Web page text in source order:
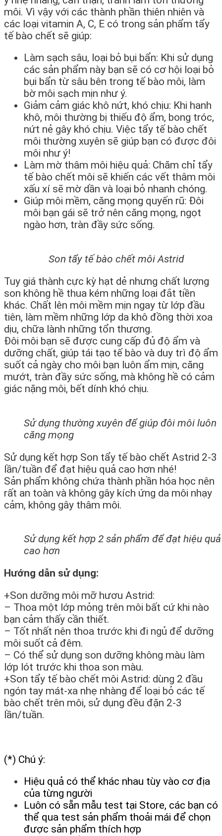
môi. Vì vậy với các thành phần thiên nhiên và
các loại vitamin A, C, E có trong sản phẩm tẩy
tế bào chết sẽ giúp:
Làm sạch sâu, loại bỏ bụi bẩn: Khi sử dụng
các sản phẩm này bạn sẽ có cơ hội loại bỏ
bụi bẩn từ sâu bên trong tế bào môi, làm
bờ môi sạch mịn như ý.
Giảm cảm giác khô nứt, khó chịu: Khi hanh
khô, môi thường bị thiếu độ ẩm, bong tróc,
nứt nẻ gây khó chịu. Việc tẩy tế bào chết
môi thường xuyên sẽ giúp bạn có được đôi
môi như ý!
Làm mờ thâm môi hiệu quả: Chăm chỉ tẩy
tế bào chết môi sẽ khiến các vết thâm môi
xấu xí sẽ mờ dần và loại bỏ nhanh chóng.
Giúp môi mềm, căng mọng quyến rũ: Đôi
môi bạn gái sẽ trở nên căng mọng, ngọt
ngào hơn, tràn đầy sức sống.
Son tẩy tế bào chết môi Astrid
Tuy giá thành cực kỳ hạt dẻ nhưng chất lượng
son không hề thua kém những loại đắt tiền
khác. Chất lên môi mềm mịn ngay từ lớp đầu
tiên, làm mềm những lớp da khô đồng thời xoa
dịu, chữa lành những tổn thương.
Đôi môi bạn sẽ được cung cấp đủ độ ẩm và
dưỡng chất, giúp tái tạo tế bào và duy trì độ ẩm
suốt cả ngày cho môi bạn luôn ẩm mịn, căng
mướt, tràn đầy sức sống, mà không hề có cảm
giác nặng môi, bết dính khó chịu.
Sử dụng thường xuyên để giúp đôi môi luôn
căng mọng
Sử dụng kết hợp Son tẩy tế bào chết Astrid 2-3
lần/tuần để đạt hiệu quả cao hơn nhé!
Sản phẩm không chứa thành phần hóa học nên
rất an toàn và không gây kích ứng da môi nhạy
cảm, không gây thâm môi.
Sử dụng kết hợp 2 sản phẩm để đạt hiệu quả
cao hơn
Hướng dẫn sử dụng:
+Son dưỡng môi mỡ hươu Astrid:
– Thoa một lớp mỏng trên môi bất cứ khi nào
bạn cảm thấy cần thiết.
– Tốt nhất nên thoa trước khi đi ngủ để dưỡng
môi suốt cả đêm.
– Có thể sử dụng son dưỡng không màu làm
lớp lót trước khi thoa son màu.
+Son tẩy tế bào chết môi Astrid: dùng 2 đầu
ngón tay mát-xa nhẹ nhàng để loại bỏ các tế
bào chết trên môi, sử dụng đều đặn 2-3
lần/tuần.
(*) Chú ý:
Hiệu quả có thể khác nhau tùy vào cơ địa
của từng người
Luôn có sẵn mẫu test tại Store, các bạn có
thể qua test sản phẩm thoải mái để chọn
được sản phẩm thích hợp